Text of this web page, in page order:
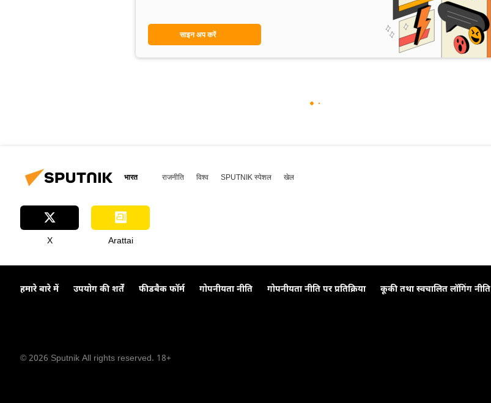
साइन अप करें
भारत राजनीति विश्व SPUTNIK स्पेशल खेल
X Arattai
हमारे बारे में उपयोग की शर्तें फीडबैक फॉर्म गोपनीयता नीति गोपनीयता नीति पर प्रतिक्रिया कूकी तथा स्वचालित लॉगिंग नीति
© 2026 Sputnik All rights reserved. 18+